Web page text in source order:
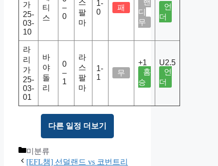
가
25-
03-
10
티
스
–
0
스
팔
마
1-
0
패
디
무
언
더
라
리
가
25-
03-
01
바
야
돌
리
0
–
1
라
스
팔
마
1-
1
무
+1
홈
승
U2.5
언
더
다른 일정 더보기
Categories
미분류
[EFL챔] 선덜랜드 vs 코번트리